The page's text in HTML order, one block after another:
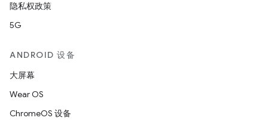
隐私权政策
5G
ANDROID 设备
大屏幕
Wear OS
ChromeOS 设备